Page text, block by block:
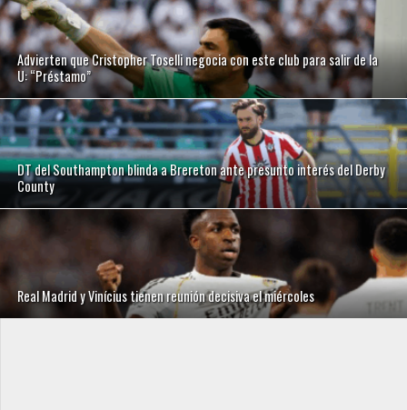
Advierten que Cristopher Toselli negocia con este club para salir de la
U: “Préstamo”
DT del Southampton blinda a Brereton ante presunto interés del Derby
County
Real Madrid y Vinícius tienen reunión decisiva el miércoles